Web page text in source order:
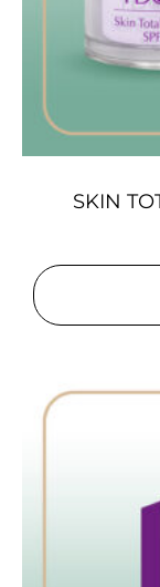
SKIN